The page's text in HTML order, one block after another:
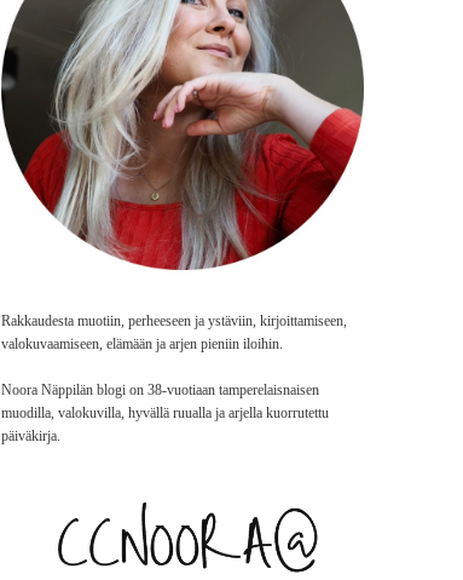
Rakkaudesta muotiin, perheeseen ja ystäviin, kirjoittamiseen,
valokuvaamiseen, elämään ja arjen pieniin iloihin.
Noora Näppilän blogi on 38-vuotiaan tamperelaisnaisen
muodilla, valokuvilla, hyvällä ruualla ja arjella kuorrutettu
päiväkirja.